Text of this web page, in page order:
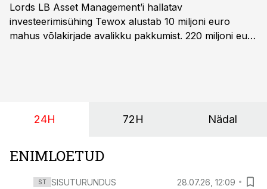
Lords LB Asset Management’i hallatav
investeerimisühing Tewox alustab 10 miljoni euro
mahus võlakirjade avalikku pakkumist. 220 miljoni euro
24H 72H Nädal
ENIMLOETUD
ST SISUTURUNDUS 28.07.26, 12:09